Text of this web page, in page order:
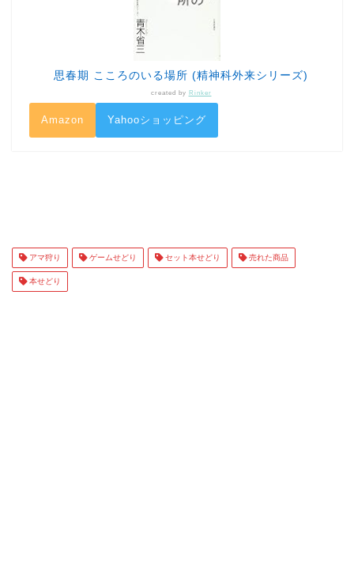
思春期 こころのいる場所 (精神科外来シリーズ)
created by Rinker
Amazon Yahooショッピング
アマ狩り ゲームせどり セット本せどり 売れた商品
本せどり